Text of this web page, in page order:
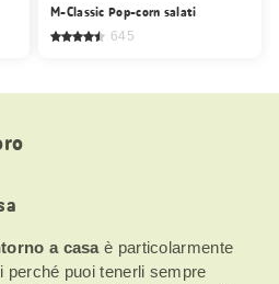
M-Classic Pop-corn salati
645
a casaè particolarmente
perché puoi tenerli sempre